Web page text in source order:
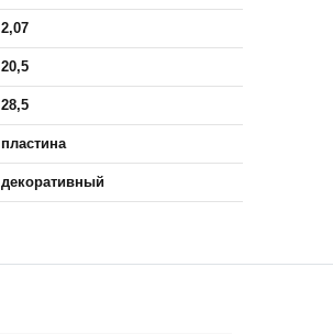
2,07
20,5
28,5
пластина
декоративный